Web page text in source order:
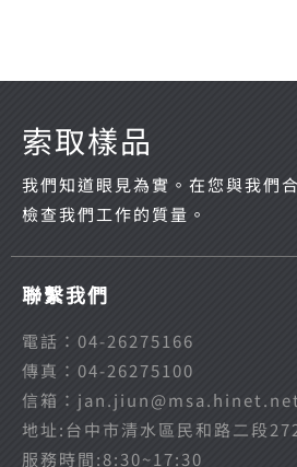
索取樣品
我們知道眼見為實。在您與我們
檢查我們工作的質量。
聯繫我們
電話：04-26275166
傳真：04-26275100
信箱：
地址:台中市清水區民和路二段
服務時間:8:30~17:30